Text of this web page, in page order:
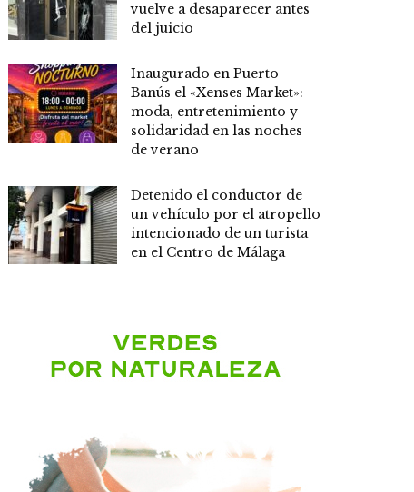
vuelve a desaparecer antes
del juicio
Inaugurado en Puerto
Banús el «Xenses Market»:
moda, entretenimiento y
solidaridad en las noches
de verano
Detenido el conductor de
un vehículo por el atropello
intencionado de un turista
en el Centro de Málaga